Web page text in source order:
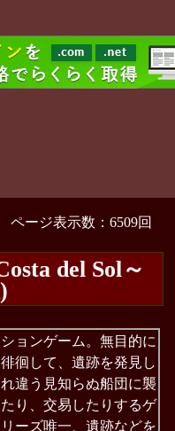
ージ表示数：6509回
del Sol～
ョンゲーム。無目的に
徊して、遺跡を発見し
違う見知らぬ船団に襲
り、交易したりするゲ
ーズ唯一、遺跡などを